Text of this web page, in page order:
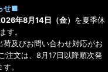
せ■
年8月14日（金）
を夏季休
す。
及びお問い合わせ対応がお
注文は、8月17日以降順次発
。